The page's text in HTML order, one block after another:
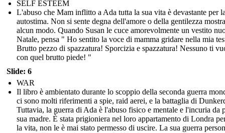
SELF ESTEEM
L'abuso che Mam inflitto a Ada tutta la sua vita è devastante per
autostima. Non si sente degna dell'amore o della gentilezza
alcun modo. Quando Susan le cuce amorevolmente un vestito
Natale, pensa " Ho sentito la voce di mamma gridare nella mia
Brutto pezzo di spazzatura! Sporcizia e spazzatura! Nessuno ti
con quel brutto piede! "
Slide: 6
WAR
Il libro è ambientato durante lo scoppio della seconda guerra
ci sono molti riferimenti a spie, raid aerei, e la battaglia di
Tuttavia, la guerra di Ada è l'abuso fisico e mentale e l'incuria da
sua madre. È stata prigioniera nel loro appartamento di Londra
la vita, non le è mai stato permesso di uscire. La sua guerra